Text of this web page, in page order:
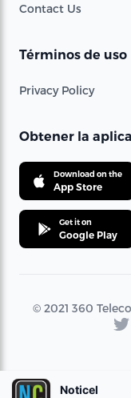
Contact Us
Términos de uso
Privacy Policy
Obtener la
Download on the
App Store
Get it on
Google Play
© 2021 360
Noticel